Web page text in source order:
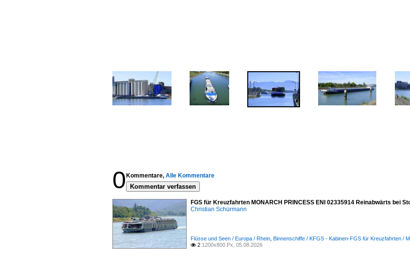
0 Kommentare, Alle Kommentare
Kommentar verfassen
FGS für Kreuzfahrten MONARCH PRINCESS ENI 02335914 Reinabwärts bei
Christian Schürmann
Flüsse und Seen / Europa / Rhein Binnenschiffe / KFGS - Kabinen-FGS für Kreuzfahrten / M
 2 1200x800 Px, 05.08.2026